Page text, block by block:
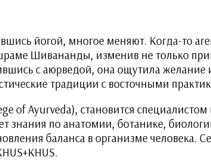
йогой, многое меняют. Когда-то
Шивананды, изменив не только
с аюрведой, она ощутила желание
традиции с восточными
of Ayurveda), становится специалистом
знания по анатомии, ботанике,
баланса в организме человека.